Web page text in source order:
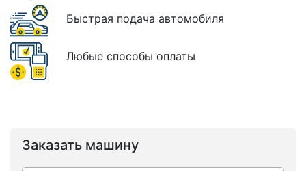
Быстрая подача автомобиля
Любые способы оплаты
Заказать машину